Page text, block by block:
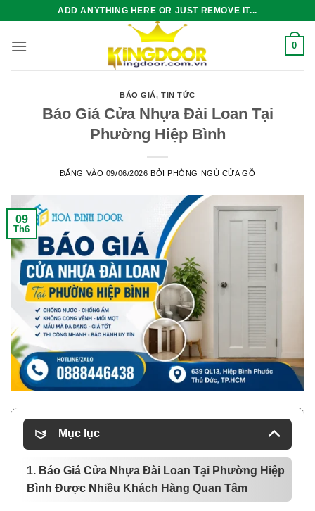
nội
ADD ANYTHING HERE OR JUST REMOVE IT...
0
BÁO GIÁ,TIN TỨC
Báo Giá Cửa Nhựa Đài Loan Tại
Phường Hiệp Bình
ĐĂNG VÀO 09/06/2026 BỞIPHÒNG NGỦ CỬA GỖ
09
Th6
Mục lục
1. Báo Giá Cửa Nhựa Đài Loan Tại Phường Hiệp
Bình Được Nhiều Khách Hàng Quan Tâm